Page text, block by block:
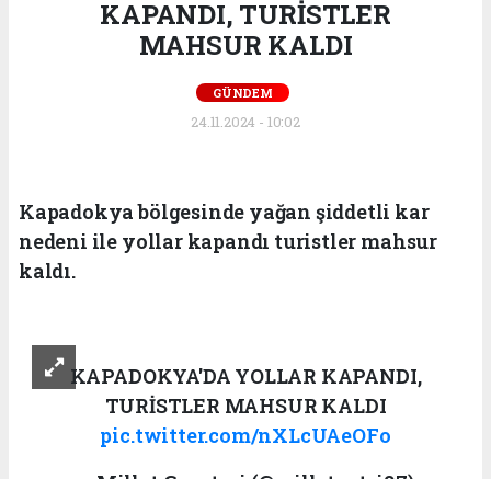
KAPANDI, TURİSTLER
MAHSUR KALDI
GÜNDEM
24.11.2024 - 10:02
Kapadokya bölgesinde yağan şiddetli kar
nedeni ile yollar kapandı turistler mahsur
kaldı.
KAPADOKYA'DA YOLLAR KAPANDI,
TURİSTLER MAHSUR KALDI
pic.twitter.com/nXLcUAeOFo